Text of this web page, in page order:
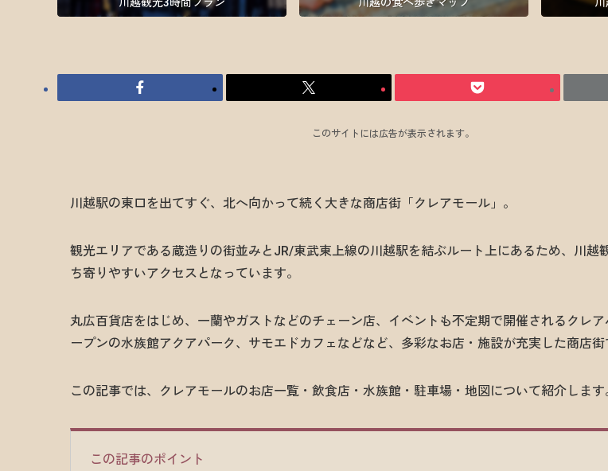
このサイトには広告が表示されます。
川越駅の東口を出てすぐ、北へ向かって続く大きな商店街「クレアモール」。
観光エリアである蔵造りの街並みとJR/東武東上線の川越駅を結ぶルート上にあるため、川越
ち寄りやすいアクセスとなっています。
丸広百貨店をはじめ、一蘭やガストなどのチェーン店、イベントも不定期で開催されるクレ
ープンの水族館アクアパーク、サモエドカフェなどなど、多彩なお店・施設が充実した商店街
この記事では、クレアモールのお店一覧・飲食店・水族館・駐車場・地図について紹介します
この記事のポイント